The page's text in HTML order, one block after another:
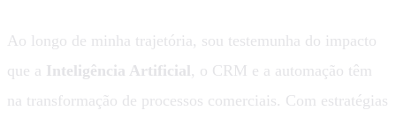
Ao longo de minha trajetória, sou testemunha do impacto
que a Inteligência Artificial , o CRM e a automação têm
na transformação de processos comerciais. Com estratégias